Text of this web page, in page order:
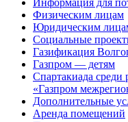
Информация для
Физическим лицам
Юридическим
Социальные
Газификация
Газпром — детям
Спартакиада
«Газпром
Дополнительные
Аренда помещений